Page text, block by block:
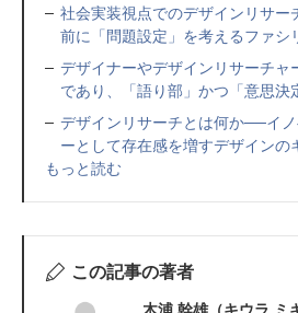
社会実装視点でのデザインリサ
前に「問題設定」を考えるファシ
デザイナーやデザインリサーチャ
であり、「語り部」かつ「意思決
デザインリサーチとは何か──イ
ーとして存在感を増すデザインの
もっと読む
この記事の著者